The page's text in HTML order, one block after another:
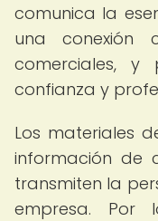
comunica la
una conexión
comerciales,
confianza y
Los materiales
información de
transmiten la
empresa.